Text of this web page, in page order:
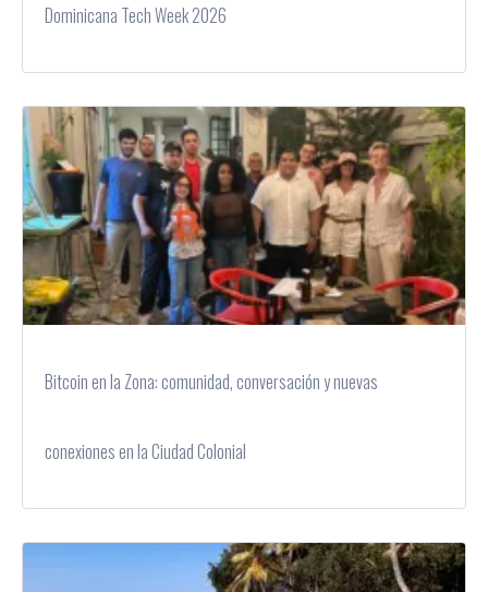
Dominicana Tech Week 2026
Bitcoin en la Zona: comunidad, conversación y nuevas
conexiones en la Ciudad Colonial